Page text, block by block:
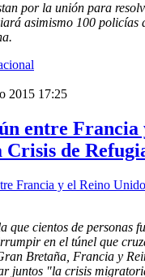
por la unión para
asimismo 100 policías
2015 17:25
entre Francia
de
que cientos de personas
en el túnel que
Bretaña, Francia y
juntos "la crisis